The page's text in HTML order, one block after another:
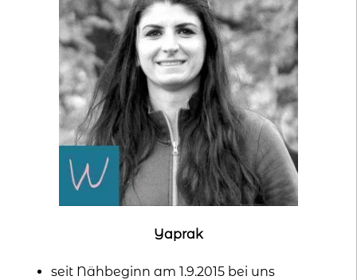
Yaprak
seit Nähbeginn am 1.9.2015 bei uns